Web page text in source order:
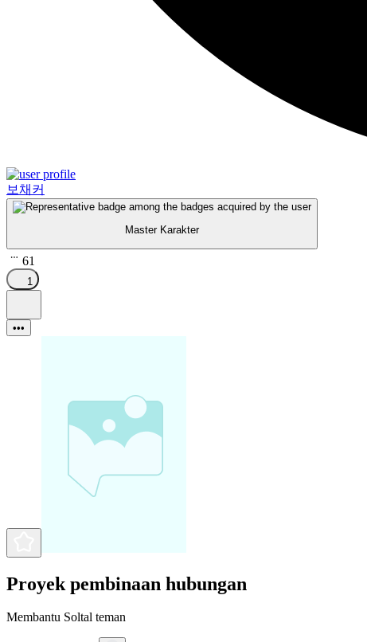
보채커
Master Karakter
61
1
•••
Proyek pembinaan hubungan
Membantu Soltal teman